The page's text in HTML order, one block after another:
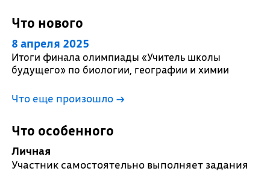
Что нового
8 апреля 2025
Итоги финала олимпиады «Учитель школы
будущего» по биологии, географии и химии
Что еще произошло →
Что особенного
Личная
Участник самостоятельно выполняет задания